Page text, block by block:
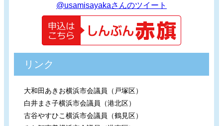
@usamisayakaさんのツイート
リンク
大和田あきお横浜市会議員（戸塚区）
白井まさ子横浜市会議員（港北区）
古谷やすひこ横浜市会議員（鶴見区）